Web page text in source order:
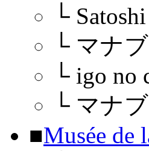
└
└ マナ
└ igo no
└ マナ
■Musée de